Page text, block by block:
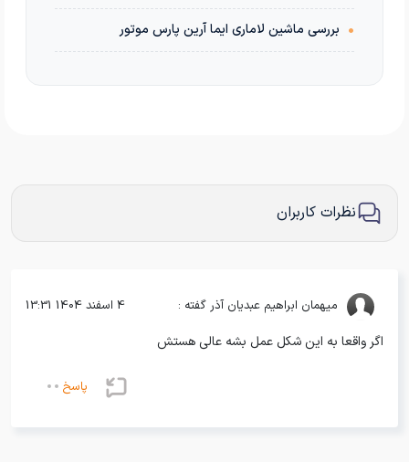
• بررسی ماشین لاماری ایما آرین پارس موتور
نظرات کاربران
میهمان ابراهیم عبدیان آذر گفته : 4 اسفند 1404 13:31
اگر واقعا به این شکل عمل بشه عالی هستش
پاسخ